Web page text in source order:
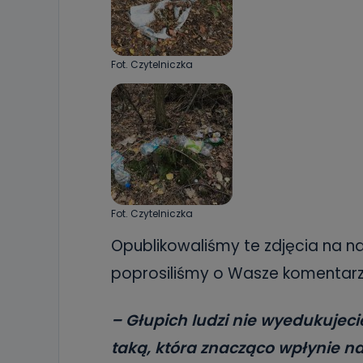
Jak
Można to
Fot. Czytelniczka
Fot. Czytelniczka
Opublikowaliśmy te zdjęcia na
poprosiliśmy o Wasze
– Głupich ludzi nie
taką, która znacząco wpłynie